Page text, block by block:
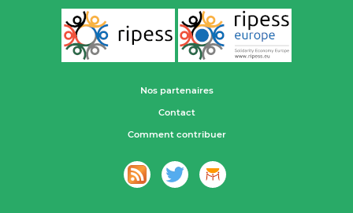
Nos partenaires
Contact
Comment contribuer